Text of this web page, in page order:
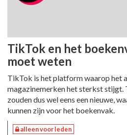
TikTok en het
moet weten
TikTok is het platform waarop het
magazinemerken het sterkst stijgt.
zouden dus wel eens een nieuwe,
kunnen zijn voor het boekenvak.
alleen voor leden